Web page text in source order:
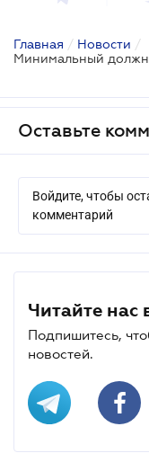
Главная / Новости /
Оставьте
Войдите, чтобы
комментарий
Читайте нас
Подпишитесь,
новостей.